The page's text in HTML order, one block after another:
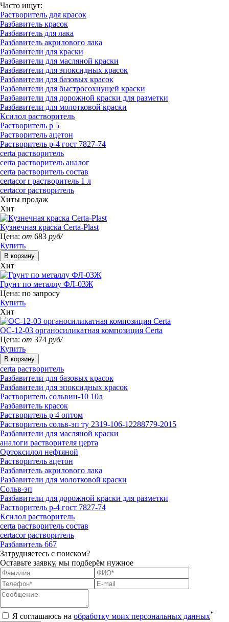
Часто ищут:
Растворитель для красок
Разбавитель красок
Разбавитель для лака
Разбавитель акрилового лака
Разбавители для краски
Разбавители для масляной краски
Разбавители для эпоксидных красок
Разбавители для базовых красок
Разбавители для быстросохнущей краски
Разбавители для дорожной краски для разметки
Разбавители для молотковой краски
Ксилол растворитель
Растворитель р 5
Растворитель ацетон
Растворитель р-4 гост 7827-74
certa растворитель
certa растворитель аналог
certa растворитель состав
certacor r растворитель 1 л
certacor растворитель
Хиты продаж
Хит
Кузнечная краска Certa-Plast
Цена: от 683 руб/
Купить
Хит
Грунт по металлу ФЛ-03Ж
Цена: по запросу
Купить
Хит
ОС-12-03 органосиликатная композиция Certa
Цена: от 374 руб/
Купить
certa растворитель
Разбавители для базовых красок
Разбавители для эпоксидных красок
Растворитель сольвин-10 10л
Разбавитель красок
Растворитель р 4 оптом
Растворитель сольв-эп ту 2319-106-12288779-2015
Разбавители для масляной краски
аналоги растворителя церта
Ортоксилол нефтяной
Растворитель ацетон
Разбавитель акрилового лака
Разбавители для молотковой краски
Сольв-эп
Разбавители для дорожной краски для разметки
Растворитель р-4 гост 7827-74
Ксилол растворитель
certa растворитель состав
certacor растворитель
Разбавитель 667
Затрудняетесь с поиском?
Оставьте заявку, мы подберём нужное
Я соглашаюсь на обработку моих персональных данных*